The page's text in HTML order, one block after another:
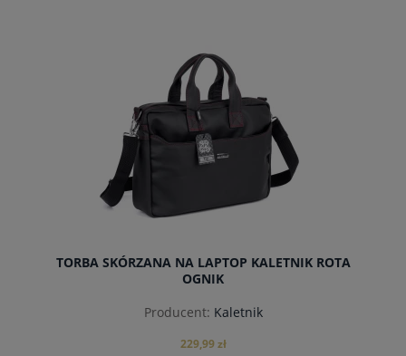
do koszyka
TORBA SKÓRZANA NA LAPTOP KALETNIK ROTA
OGNIK
Producent: Kaletnik
229,99 zł